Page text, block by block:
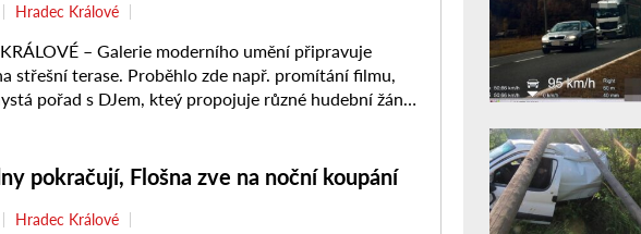
Hradec Králové
– Galerie moderního umění připravuje
střešní terase. Proběhlo zde např. promítání filmu,
pořad s DJem, kteý propojuje různé hudební žánry
pokračují, Flošna zve na noční koupání
Hradec Králové